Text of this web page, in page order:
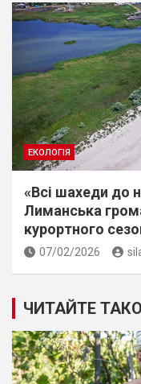
ЕКОЛОГІЯ
«Всі шахеди до
Лиманська
курортного
07/02/2026
ЧИТАЙТЕ